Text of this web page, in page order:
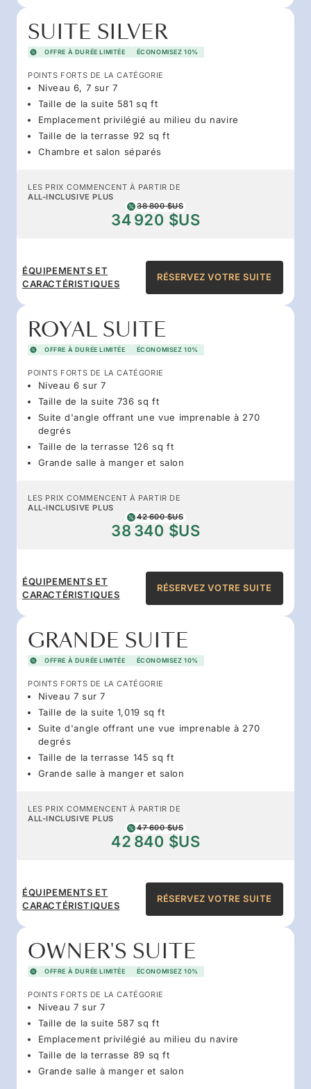
SUITE SILVER
OFFRE À DURÉE LIMITÉE ÉCONOMISEZ 10%
POINTS FORTS DE LA CATÉGORIE
Niveau 6, 7 sur 7
Taille de la suite 581 sq ft
Emplacement privilégié au milieu du navire
Taille de la terrasse 92 sq ft
Chambre et salon séparés
LES PRIX COMMENCENT À PARTIR DE
ALL-INCLUSIVE PLUS
38 800 $US
34 920 $US
ÉQUIPEMENTS ET
CARACTÉRISTIQUES
RÉSERVEZ VOTRE SUITE
ROYAL SUITE
OFFRE À DURÉE LIMITÉE ÉCONOMISEZ 10%
POINTS FORTS DE LA CATÉGORIE
Niveau 6 sur 7
Taille de la suite 736 sq ft
Suite d'angle offrant une vue imprenable à 270
degrés
Taille de la terrasse 126 sq ft
Grande salle à manger et salon
LES PRIX COMMENCENT À PARTIR DE
ALL-INCLUSIVE PLUS
42 600 $US
38 340 $US
ÉQUIPEMENTS ET
CARACTÉRISTIQUES
RÉSERVEZ VOTRE SUITE
GRANDE SUITE
OFFRE À DURÉE LIMITÉE ÉCONOMISEZ 10%
POINTS FORTS DE LA CATÉGORIE
Niveau 7 sur 7
Taille de la suite 1,019 sq ft
Suite d'angle offrant une vue imprenable à 270
degrés
Taille de la terrasse 145 sq ft
Grande salle à manger et salon
LES PRIX COMMENCENT À PARTIR DE
ALL-INCLUSIVE PLUS
47 600 $US
42 840 $US
ÉQUIPEMENTS ET
CARACTÉRISTIQUES
RÉSERVEZ VOTRE SUITE
OWNER'S SUITE
OFFRE À DURÉE LIMITÉE ÉCONOMISEZ 10%
POINTS FORTS DE LA CATÉGORIE
Niveau 7 sur 7
Taille de la suite 587 sq ft
Emplacement privilégié au milieu du navire
Taille de la terrasse 89 sq ft
Grande salle à manger et salon